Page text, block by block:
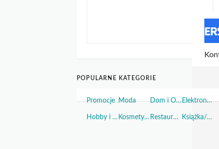
POPULARNE KATEGORIE
Promocje Moda Dom i Ogród Elektronika
Hobby i Sport Kosmetyki i Perfumy Restauracje i Żywność Książka/Muzyka/Film